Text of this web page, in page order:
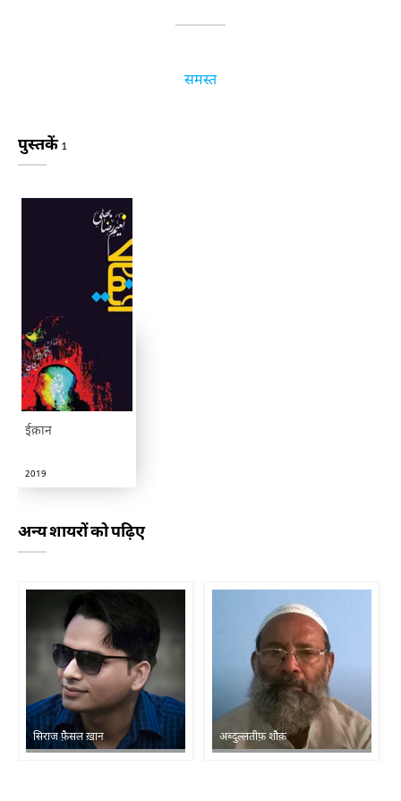
समस्त
पुस्तकें 1
ईक़ान
2019
अन्य शायरों को पढ़िए
सिराज फ़ैसल ख़ान अब्दुल्लतीफ़ शौक़